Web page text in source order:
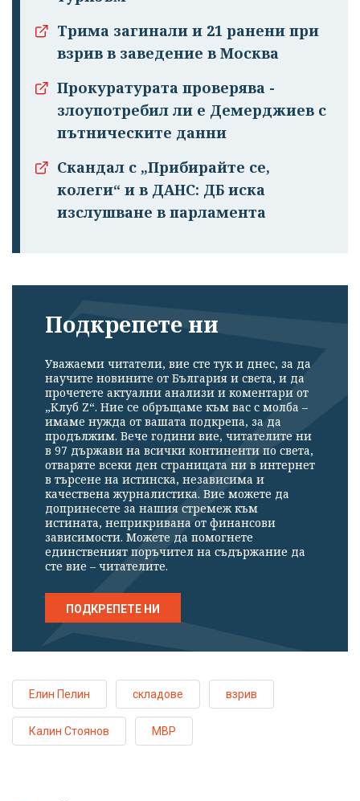
Трима загинали и 21 ранени при
взрив в заведение в Москва
Прокуратурата проверява -
злоупотребил ли е Демерджиев с
пътническите данни
Скандал с „Прибирайте се,
колеги“ и в ДАНС: ДБ иска
изслушване в парламента
Подкрепете ни
Уважаеми читатели, вие сте тук и днес, за да
научите новините от България и света, и да
прочетете актуални анализи и коментари от
„Клуб Z“. Ние се обръщаме към вас с молба –
имаме нужда от вашата подкрепа, за да
продължим. Вече години вие, читателите ни
в 97 държави на всички континенти по света,
отваряте всеки ден страницата ни в интернет
в търсене на истинска, независима и
качествена журналистика. Вие можете да
допринесете за нашия стремеж към
истината, неприкривана от финансови
зависимости. Можете да помогнете
единственият поръчител на съдържание да
сте вие – читателите.
ПОДКРЕПЕТЕ НИ
Елин Пелин складове взрив
Калин Стоянов МВР